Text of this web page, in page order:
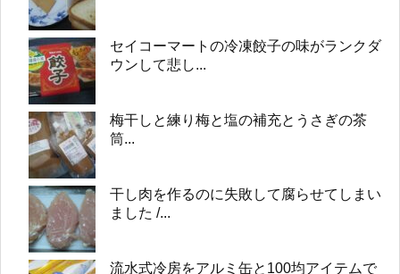
セイコーマートの冷凍餃子の味がランクダ
ウンして悲し...
梅干しと練り梅と塩の補充とうさぎの茶
筒...
干し肉を作るのに失敗して腐らせてしまい
ました /...
流水式冷房をアルミ缶と100均アイテムで